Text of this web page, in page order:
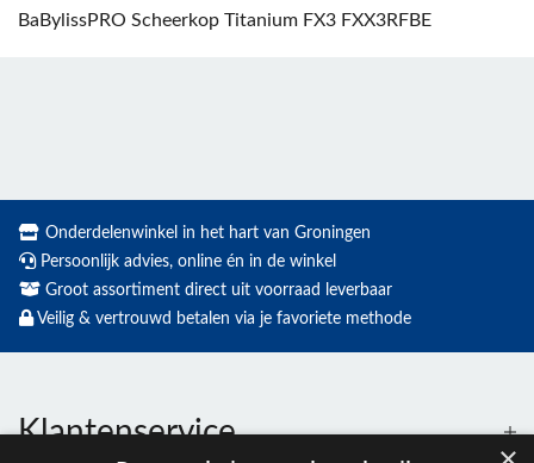
BaBylissPRO Scheerkop Titanium FX3 FXX3RFBE
Onderdelenwinkel in het hart van Groningen
Persoonlijk advies, online én in de winkel
Groot assortiment direct uit voorraad leverbaar
Veilig & vertrouwd betalen via je favoriete methode
Klantenservice